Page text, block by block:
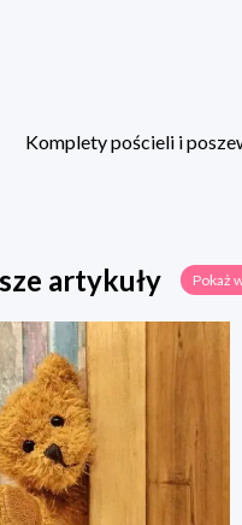
Komplety pościeli i
artykuły Pokaż